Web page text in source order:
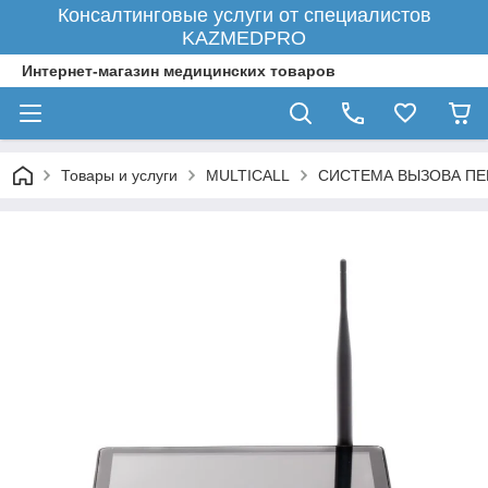
Консалтинговые услуги от специалистов
KAZMEDPRO
Интернет-магазин медицинских товаров
Товары и услуги MULTICALL СИСТЕМА ВЫЗОВА